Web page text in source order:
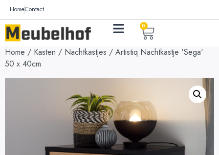
HomeContact
0
Home / Kasten / Nachtkastjes / Artistiq Nachtkastje 'Sega'
50 x 40cm